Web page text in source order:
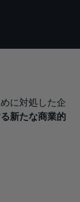
に対処した企
新たな商業的